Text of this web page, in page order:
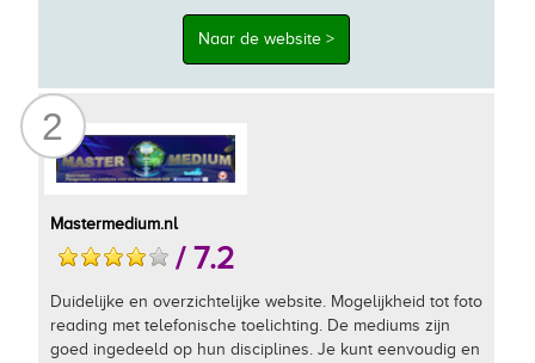
Naar de website >
2
Mastermedium.nl
/ 7.2
Duidelijke en overzichtelijke website. Mogelijkheid tot foto
reading met telefonische toelichting. De mediums zijn
goed ingedeeld op hun disciplines. Je kunt eenvoudig en